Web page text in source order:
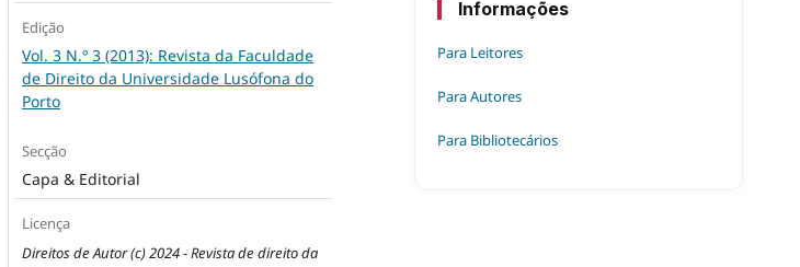
Edição
Vol. 3 N.º 3 (2013): Revista da Faculdade
de Direito da Universidade Lusófona do
Porto
Secção
Capa & Editorial
Licença
Direitos de Autor (c) 2024 - Revista de direito da
Informações
Para Leitores
Para Autores
Para Bibliotecários